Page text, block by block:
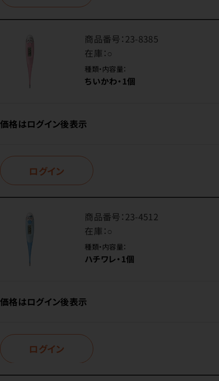
商品番号：23-8385
在庫：○
種類・内容量：
ちいかわ・1個
価格はログイン後表示
ログイン
商品番号：23-4512
在庫：○
種類・内容量：
ハチワレ・1個
価格はログイン後表示
ログイン